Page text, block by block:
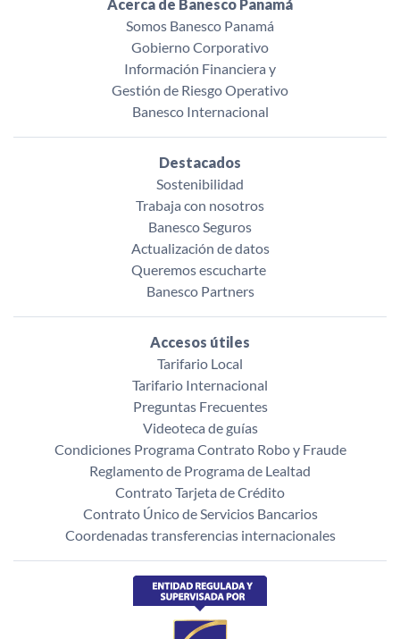
Acerca de Banesco Panamá
Somos Banesco Panamá
Gobierno Corporativo
Información Financiera y
Gestión de Riesgo Operativo
Banesco Internacional
Destacados
Sostenibilidad
Trabaja con nosotros
Banesco Seguros
Actualización de datos
Queremos escucharte ‌
Banesco Partners
Accesos útiles
Tarifario Local
Tarifario Internacional
Preguntas Frecuentes
Videoteca de guías
Condiciones Programa Contrato Robo y Fraude
Reglamento de Programa de Lealtad
Contrato Tarjeta de Crédito
Contrato Único de Servicios Bancarios
Coordenadas transferencias internacionales